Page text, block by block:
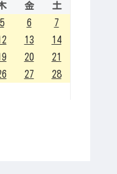
金
土
5 6
7
13
14
20
21
27
28